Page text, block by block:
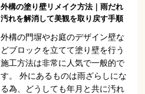
外構の塗り壁リメイク方法｜雨だれ
汚れを解消して美観を取り戻す手順
外構の門塀やお庭のデザイン壁な
どブロックを立てて塗り壁を行う
施工方法は非常に人気で一般的で
す。 外にあるものは雨ざらしにな
る為、どうしても年月と共に汚れ